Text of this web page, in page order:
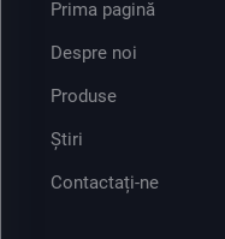
Prima pagină
Despre noi
Produse
Știri
Contactați-ne